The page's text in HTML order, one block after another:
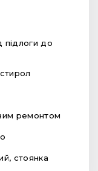
підлоги до
ремонтом
стоянка